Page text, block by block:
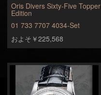
Oris Divers Sixty-Five Topper
Edition
01 733 7707 4034-Set
およそ￥225,568